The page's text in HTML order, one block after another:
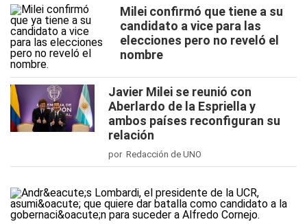
Milei confirmó que tiene a su
candidato a vice para las
elecciones pero no reveló el
nombre
Javier Milei se reunió con
Aberlardo de la Espriella y
ambos países reconfiguran su
relación
por Redacción de UNO